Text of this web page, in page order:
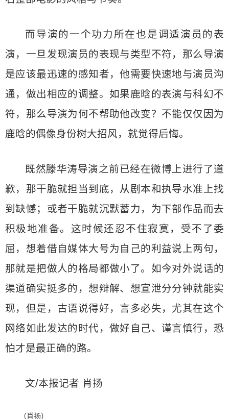
而导演的一个功力所在也是调适演员的表
演，一旦发现演员的表现与类型不符，那么导演
是应该最迅速的感知者，他需要快速地与演员沟
通，做出相应的调整。如果鹿晗的表演与科幻不
符，那么导演为何不帮助他改变？不能仅仅因为
鹿晗的偶像身份树大招风，就觉得后悔。
既然滕华涛导演之前已经在微博上进行了道
歉，那干脆就担当到底，从剧本和执导水准上找
到缺憾；或者干脆就沉默蓄力，为下部作品而去
积极地准备。这时候还忍不住寂寞，受不了委
屈，想着借自媒体大号为自己的利益说上两句，
那就是把做人的格局都做小了。如今对外说话的
渠道确实挺多的，想辩解、想宣泄分分钟就能实
现，但是，古语说得好，言多必失，尤其在这个
网络如此发达的时代，做好自己、谨言慎行，恐
怕才是最正确的路。
文/本报记者 肖扬
（肖扬）